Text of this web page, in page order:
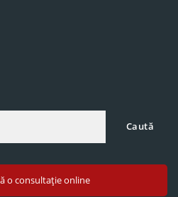
Caută
o consultație online